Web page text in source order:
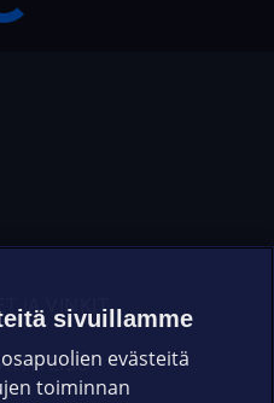
JA VINKIT
sivuillamme
evästeitä
toiminnan